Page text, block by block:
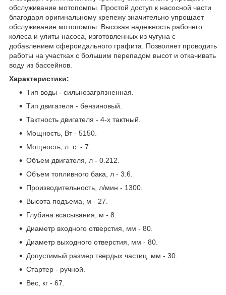
обслуживание мотопомпы. Простой доступ к насосной части
благодаря оригинальному крепежу значительно упрощает
обслуживание мотопомпы. Высокая надежность рабочего
колеса и улиты насоса, изготовленных из чугуна с
добавлением сфероидального графита. Позволяет проводить
работы на участках с большим перепадом высот и откачивать
воду из бассейнов.
Характеристики:
Тип воды - сильнозагрязненная.
Тип двигателя - бензиновый.
Тактность двигателя - 4-х тактный.
Мощность, Вт - 5150.
Мощность, л. с. - 7.
Объем двигателя, л - 0.212.
Объем топливного бака, л - 3.6.
Производительность, л/мин - 1300.
Высота подъема, м - 27.
Глубина всасывания, м - 8.
Диаметр входного отверстия, мм - 80.
Диаметр выходного отверстия, мм - 80.
Допустимый размер твердых частиц, мм - 30.
Стартер - ручной.
Вес, кг - 67.